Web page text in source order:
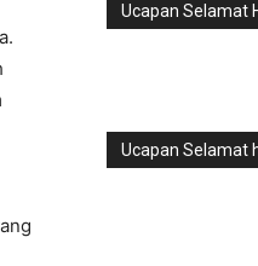
Ucapan Selamat
Ucapan Selamat